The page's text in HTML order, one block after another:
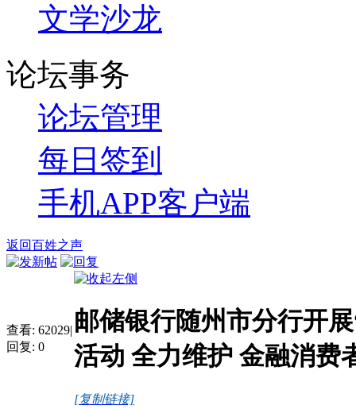
文学沙龙
论坛事务
论坛管理
每日签到
手机APP客户端
返回百姓之声
查看: 62029|
回复: 0
邮储银行随州市分行开
活动 全力维护 金融消费
[复制链接]